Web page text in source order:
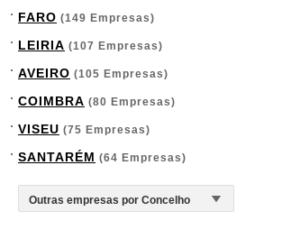
FARO (149 Empresas)
LEIRIA (107 Empresas)
AVEIRO (105 Empresas)
COIMBRA (80 Empresas)
VISEU (75 Empresas)
SANTARÉM (64 Empresas)